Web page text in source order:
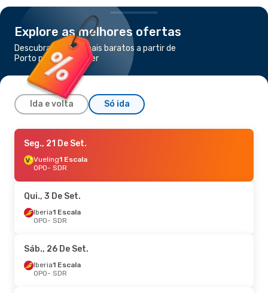
Explore as melhores ofertas
Descubra os voos mais baratos a partir de
Porto para Santander
Ida e volta Só ida
Seg., 21 De Set.
Vueling1 Escala
OPO- SDR
SDR- OPO
Sex., 23 De Out.
Iberia 1 Escala
SDR- OPO
Seg., 21 De Set.
Vueling1 Escala
OPO- SDR
Qui., 3 De Set.
Iberia1 Escala
OPO- SDR
Sáb., 26 De Set.
Iberia1 Escala
OPO- SDR